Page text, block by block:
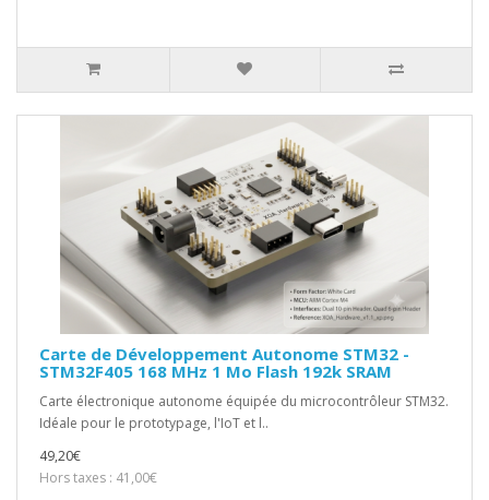
Carte de Développement Autonome STM32 -
STM32F405 168 MHz 1 Mo Flash 192k SRAM
Carte électronique autonome équipée du microcontrôleur STM32.
Idéale pour le prototypage, l'IoT et l..
49,20€
Hors taxes : 41,00€